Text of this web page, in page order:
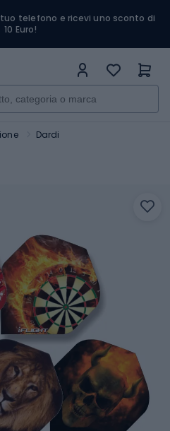
telefono e ricevi uno sconto di
10 Euro!
Dardi